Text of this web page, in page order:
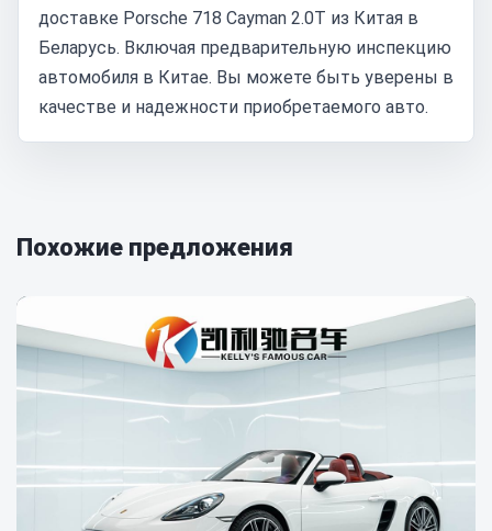
доставке Porsche 718 Cayman 2.0T из Китая в
Беларусь. Включая предварительную инспекцию
автомобиля в Китае. Вы можете быть уверены в
качестве и надежности приобретаемого авто.
Похожие предложения